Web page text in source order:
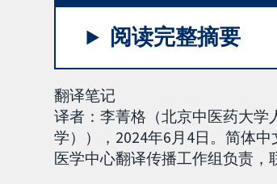
阅读完整摘要
翻译笔记
译者：李菁格（北京中医药大学
学）），2024年6月4日。简体
医学中心翻译传播工作组负责，